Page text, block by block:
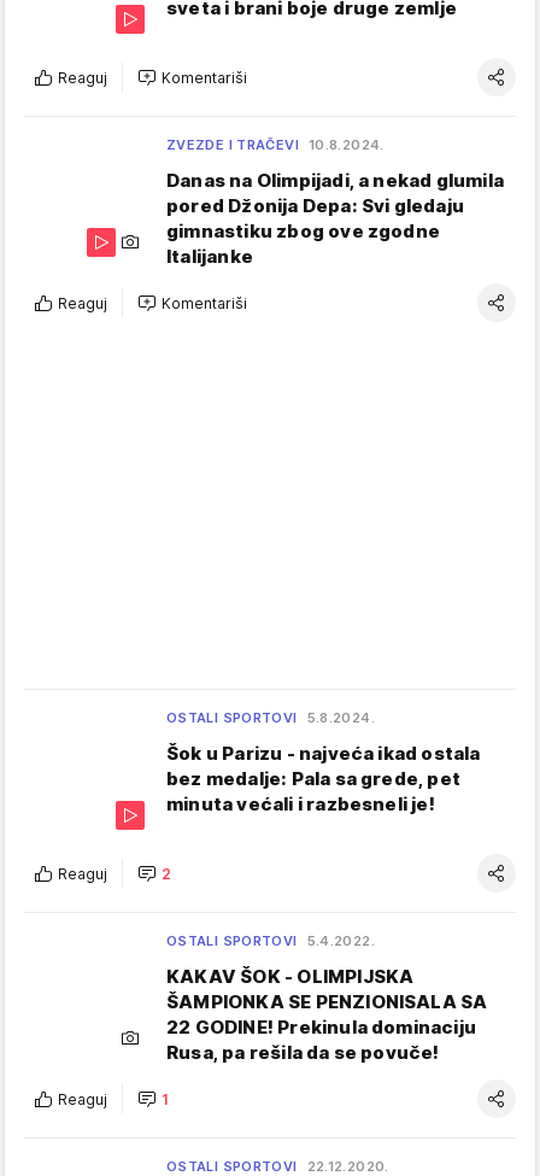
sveta i brani boje druge zemlje
Reaguj Komentariši
ZVEZDE I TRAČEVI 10.8.2024.
Danas na Olimpijadi, a nekad glumila
pored Džonija Depa: Svi gledaju
gimnastiku zbog ove zgodne
Italijanke
Reaguj Komentariši
OSTALI SPORTOVI 5.8.2024.
Šok u Parizu - najveća ikad ostala
bez medalje: Pala sa grede, pet
minuta većali i razbesneli je!
Reaguj 2
OSTALI SPORTOVI 5.4.2022.
KAKAV ŠOK - OLIMPIJSKA
ŠAMPIONKA SE PENZIONISALA SA
22 GODINE! Prekinula dominaciju
Rusa, pa rešila da se povuče!
Reaguj 1
OSTALI SPORTOVI 22.12.2020.